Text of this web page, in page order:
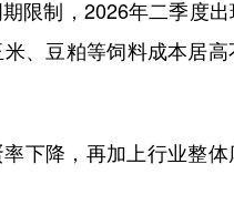
限制，2026年二季度
、豆粕等饲料成本居
下降，再加上行业整